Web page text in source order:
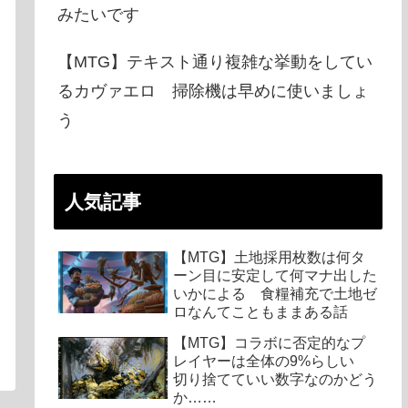
みたいです
【MTG】テキスト通り複雑な挙動をしてい
るカヴァエロ 掃除機は早めに使いましょ
う
人気記事
【MTG】土地採用枚数は何タ
ーン目に安定して何マナ出した
いかによる 食糧補充で土地ゼ
ロなんてこともままある話
【MTG】コラボに否定的なプ
レイヤーは全体の9%らしい
切り捨てていい数字なのかどう
か……